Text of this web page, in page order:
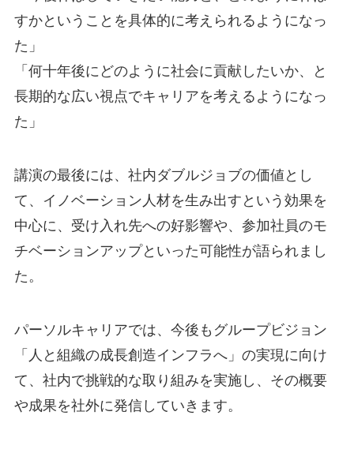
すかということを具体的に考えられるようになっ
た」
「何十年後にどのように社会に貢献したいか、と
長期的な広い視点でキャリアを考えるようになっ
た」
講演の最後には、社内ダブルジョブの価値とし
て、イノベーション人材を生み出すという効果を
中心に、受け入れ先への好影響や、参加社員のモ
チベーションアップといった可能性が語られまし
た。
パーソルキャリアでは、今後もグループビジョン
「人と組織の成長創造インフラへ」の実現に向け
て、社内で挑戦的な取り組みを実施し、その概要
や成果を社外に発信していきます。